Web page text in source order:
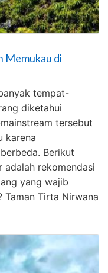
Memukau di
tempat-
diketahui
tersebut
karena
Berikut
adalah rekomendasi
yang wajib
Taman Tirta Nirwana